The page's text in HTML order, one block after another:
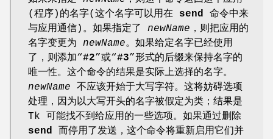
(程序)的名字(这个名字可以用在 send
命令中来
与应用通信)。如果指定了 newName ，则把应用的
名字变更为 newName。如果给定名字已经使用
了，则添加“#2”或“#3”形式的后缀来保持名字的
唯一性。这个命令的结果是实际上选择的名字。
newName 不应该开始于大写字符。这将妨碍选项
处理，因为以大写开头的名字被假定为类；结果是
Tk 可能找不到给应用的一些选项。如果通过删除
send
而停用了发送，这个命令将重新启用它们并